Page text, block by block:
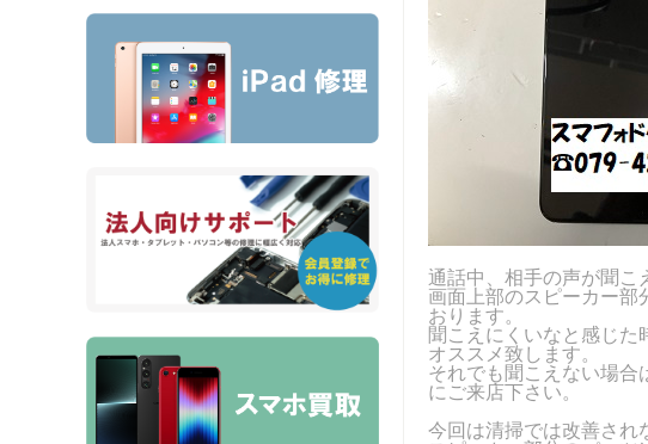
通話中、相手の声が聞こ
画面上部のスピーカー部
おります。
聞こえにくいなと感じた
オススメ致します。
それでも聞こえない場合
にご来店下さい。
今回は清掃では改善され